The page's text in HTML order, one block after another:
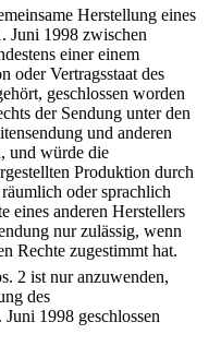
Herstellung eines
Juni 1998 zwischen
einer einem
oder Vertragsstaat des
geschlossen worden
der Sendung unter den
und anderen
und würde die
Produktion durch
oder sprachlich
eines anderen Herstellers
nur zulässig, wenn
Rechte zugestimmt hat.
2 ist nur anzuwenden,
des
1998 geschlossen